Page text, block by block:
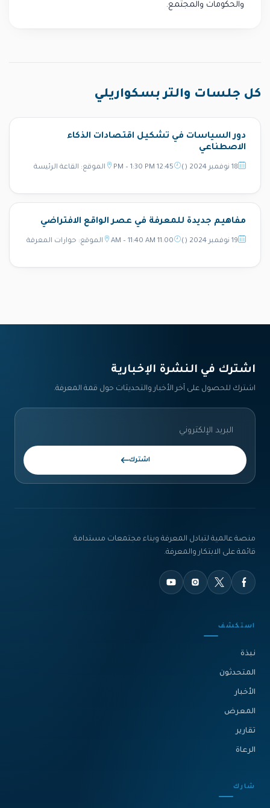
والحكومات والمجتمع.
كل جلسات والتر بسكواريلي
دور السياسات في تشكيل اقتصادات الذكاء
الاصطناعي
18 نوفمبر 2024 () 12:45 PM – 1:30 PM الموقع: القاعة الرئيسة
مفاهيم جديدة للمعرفة في عصر الواقع الافتراضي
19 نوفمبر 2024 () 11:00 AM – 11:40 AM الموقع: حوارات المعرفة
اشترك في النشرة الإخبارية‎
اشترك للحصول على آخر الأخبار والتحديثات حول قمة المعرفة.
اشترك
منصة عالمية لتبادل المعرفة وبناء مجتمعات مستدامة
قائمة على الابتكار والمعرفة.
استكشف
نبذة‎
المتحدثون
الأخبار
المعرض
تقارير
الرعاة
شارك